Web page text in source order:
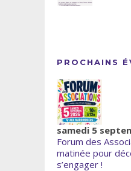
PROCHAINS
samedi 5
Forum des
matinée pour
s’engager !